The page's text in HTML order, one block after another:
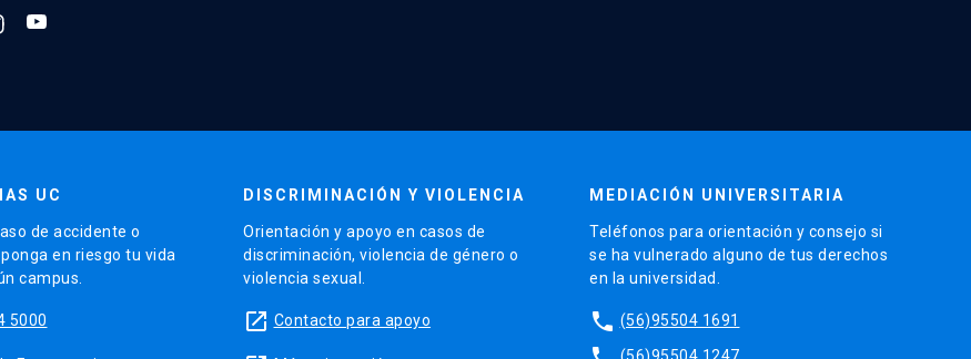
UC
de accidente o
en riesgo tu vida
campus.
5000
DISCRIMINACIÓN Y VIOLENCIA
Orientación y apoyo en casos de
discriminación, violencia de género o
violencia sexual.
launch Contacto para apoyo
MEDIACIÓN UNIVERSITARIA
Teléfonos para orientación y consejo si
se ha vulnerado alguno de tus derechos
en la universidad.
phone (56)95504 1691
(56)95504 1247